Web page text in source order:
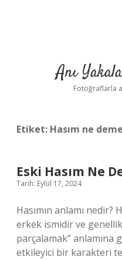
Anı
Fotoğraflarla
Etiket: Hasım ne
Eski Hasım Ne
Tarih: Eylül 17, 2024
Hasımın anlamı
erkek ismidir ve
parçalamak” anlamına
etkileyici bir karakteri